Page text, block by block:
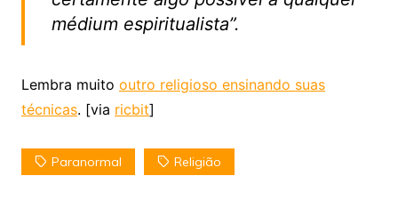
médium espiritualista”.
Lembra muito outro religioso ensinando suas
técnicas. [via ricbit]
Paranormal Religião